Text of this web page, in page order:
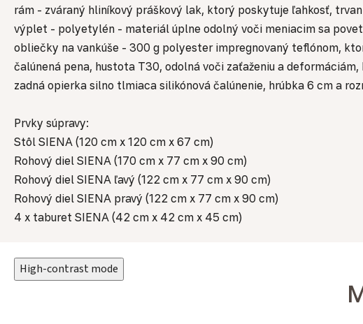
rám - zváraný hliníkový práškový lak, ktorý poskytuje ľahkosť,
výplet - polyetylén - materiál úplne odolný voči meniacim sa
obliečky na vankúše - 300 g polyester impregnovaný teflónom,
čalúnená pena, hustota T30, odolná voči zaťaženiu a
zadná opierka silno tlmiaca silikónová čalúnenie, hrúbka 6 cm a
Prvky súpravy:
Stôl SIENA (120 cm x 120 cm x 67 cm)
Rohový diel SIENA (170 cm x 77 cm x 90 cm)
Rohový diel SIENA ľavý (122 cm x 77 cm x 90 cm)
Rohový diel SIENA pravý (122 cm x 77 cm x 90 cm)
4 x taburet SIENA (42 cm x 42 cm x 45 cm)
High-contrast mode